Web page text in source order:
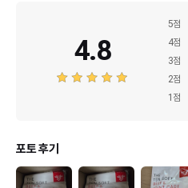
4.8
5점
4점
3점
2점
1 점
포토 후기